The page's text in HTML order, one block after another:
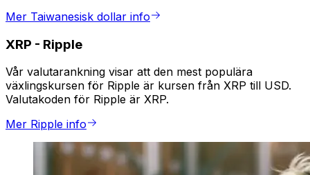
Mer Taiwanesisk dollar info
XRP - Ripple
Vår valutarankning visar att den mest populära
växlingskursen för Ripple är kursen från XRP till USD.
Valutakoden för Ripple är XRP.
Mer Ripple info